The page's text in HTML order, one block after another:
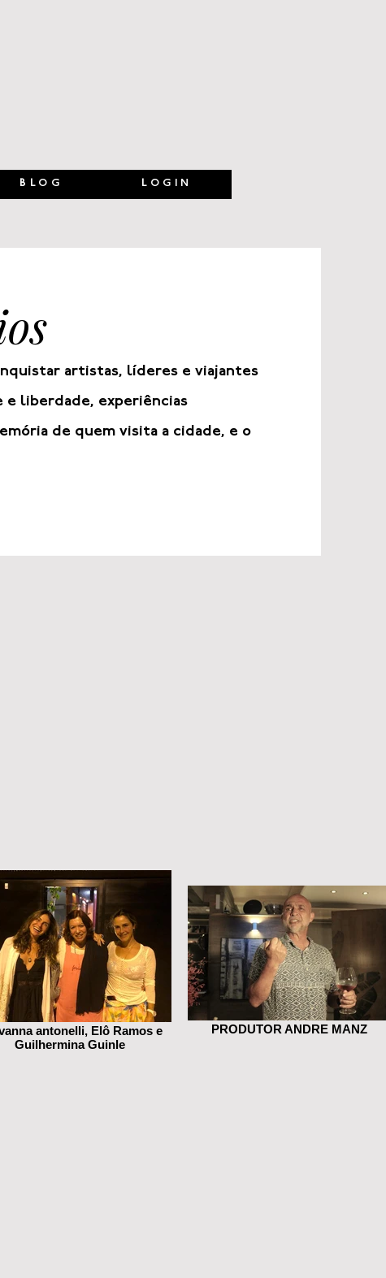
BLOG LOGIN
artistas, líderes e viajantes
e liberdade, experiências
de quem visita a cidade, e o
antonelli, Elô Ramos e
Guilhermina Guinle
PRODUTOR ANDRE MANZ